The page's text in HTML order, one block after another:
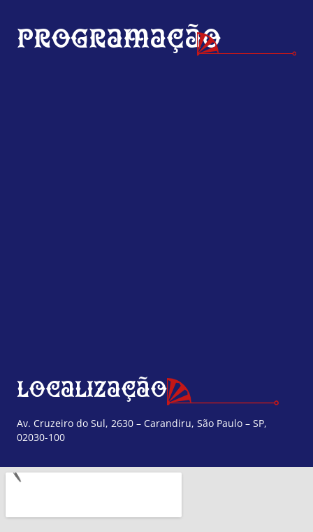
Programação
Localização
Av. Cruzeiro do Sul, 2630 – Carandiru, São Paulo – SP,
02030-100